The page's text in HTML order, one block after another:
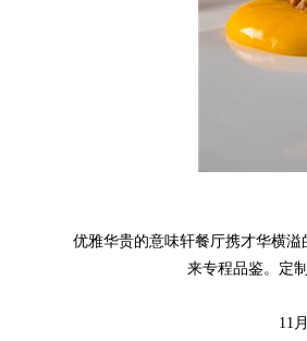
优雅华贵的意味轩餐厅携才华横溢
来专程品鉴。定
11